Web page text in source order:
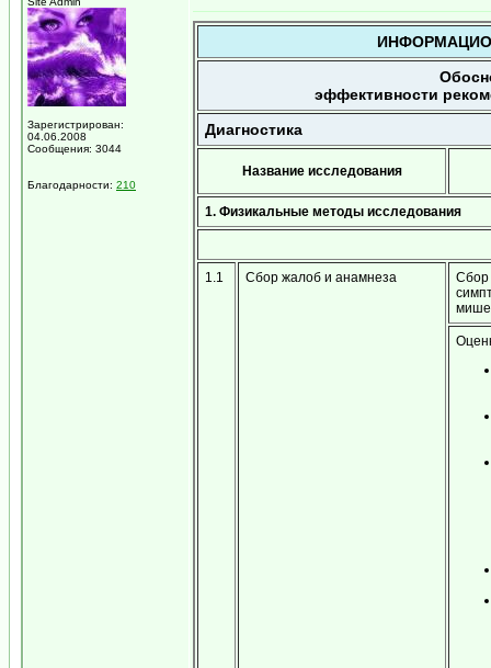
Зарегистрирован:
04.06.2008
Сообщения: 3044
Благодарности: 210
эффективности
Диагностика
Название исследования
1. Физикальные методы исследования
1.1 Сбор жалоб и анамнеза
Сбор